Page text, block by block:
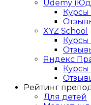
Udemy
XYZ School
Курсы
Яндекс
Курсы
Рейтинг
Для детей